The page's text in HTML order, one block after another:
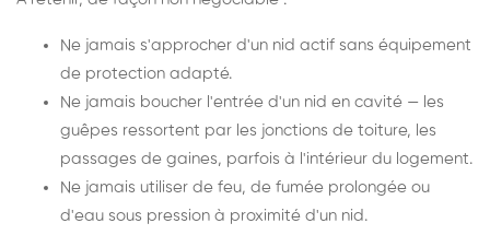
Ne jamais s'approcher d'un nid actif sans équipement
de protection adapté.
Ne jamais boucher l'entrée d'un nid en cavité — les
guêpes ressortent par les jonctions de toiture, les
passages de gaines, parfois à l'intérieur du logement.
Ne jamais utiliser de feu, de fumée prolongée ou
d'eau sous pression à proximité d'un nid.